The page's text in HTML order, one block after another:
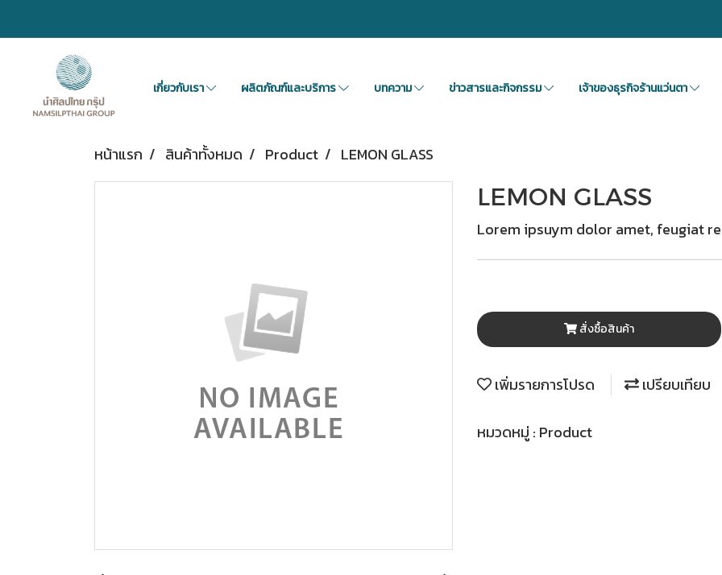
เกี่ยวกับเรา ผลิตภัณฑ์และบริการ บทความ ข่าวสารและกิจกรรม เจ้าของธุรกิจร้านแว่นตา
หน้าแรก สินค้าทั้งหมด Product LEMON GLASS
LEMON GLASS
Lorem ipsuym dolor amet, feugiat
สั่งซื้อสินค้า
เพิ่มรายการโปรด เปรียบเทียบ
หมวดหมู่ : Product